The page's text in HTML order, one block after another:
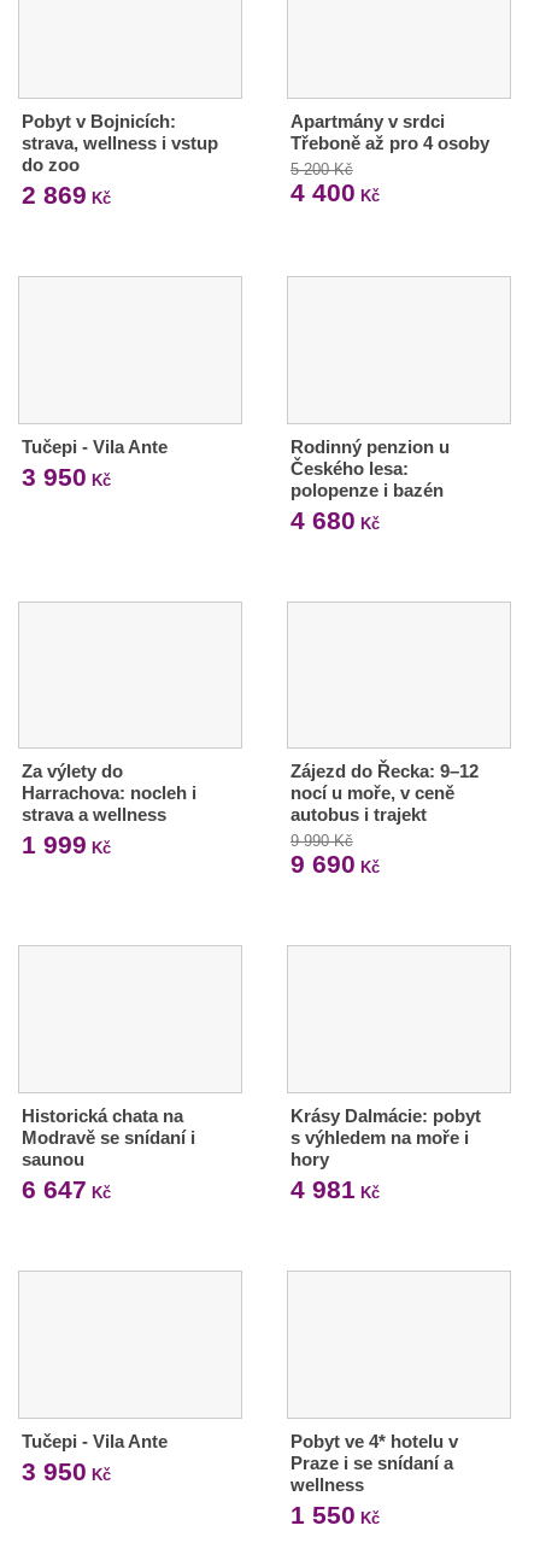
Pobyt v Bojnicích:
strava, wellness i vstup
do zoo
2 869 Kč
Apartmány v srdci
Třeboně až pro 4 osoby
5 200 Kč
4 400 Kč
Tučepi - Vila Ante
3 950 Kč
Rodinný penzion u
Českého lesa:
polopenze i bazén
4 680 Kč
Za výlety do
Harrachova: nocleh i
strava a wellness
1 999 Kč
Zájezd do Řecka: 9–12
nocí u moře, v ceně
autobus i trajekt
9 990 Kč
9 690 Kč
Historická chata na
Modravě se snídaní i
saunou
6 647 Kč
Krásy Dalmácie: pobyt
s výhledem na moře i
hory
4 981 Kč
Tučepi - Vila Ante
3 950 Kč
Pobyt ve 4* hotelu v
Praze i se snídaní a
wellness
1 550 Kč